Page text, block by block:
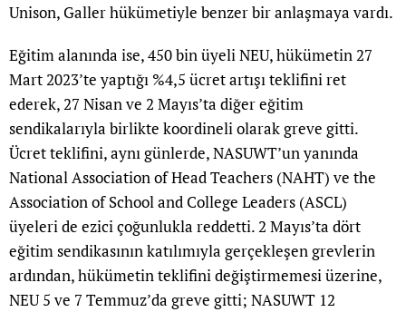
Unison, Galler hükümetiyle benzer bir anlaşmaya vardı.
Eğitim alanında ise, 450 bin üyeli NEU, hükümetin 27
Mart 2023’te yaptığı %4,5 ücret artışı teklifini ret
ederek, 27 Nisan ve 2 Mayıs’ta diğer eğitim
sendikalarıyla birlikte koordineli olarak greve gitti.
Ücret teklifini, aynı günlerde, NASUWT’un yanında
National Association of Head Teachers (NAHT) ve the
Association of School and College Leaders (ASCL)
üyeleri de ezici çoğunlukla reddetti. 2 Mayıs’ta dört
eğitim sendikasının katılımıyla gerçekleşen grevlerin
ardından, hükümetin teklifini değiştirmemesi üzerine,
NEU 5 ve 7 Temmuz’da greve gitti; NASUWT 12